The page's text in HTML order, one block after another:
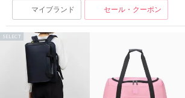
マイブランド セール・クーポン
SELECT